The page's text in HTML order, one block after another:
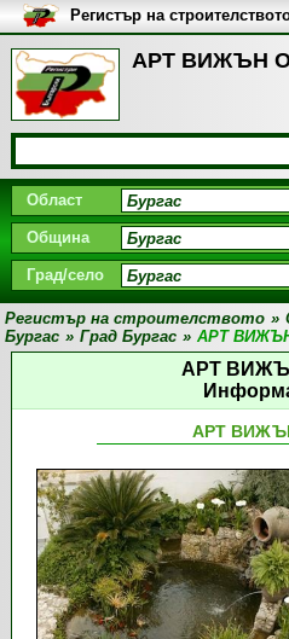
АРТ ВИЖЪН
Регистър на
България
Област
Община
Град/село
Регистър на строителството »
Бургас » Град Бургас » АРТ
АРТ
АРТ